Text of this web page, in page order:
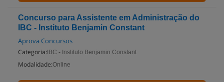
Concurso para Assistente em Administração do
IBC - Instituto Benjamin Constant
Aprova Concursos
Categoria: IBC - Instituto Benjamin Constant
Modalidade:Online